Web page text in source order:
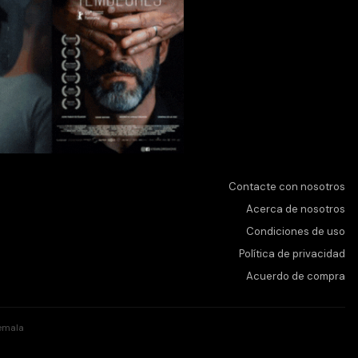
Contacte con nosotros
Acerca de nosotros
Condiciones de uso
Política de privacidad
Acuerdo de compra